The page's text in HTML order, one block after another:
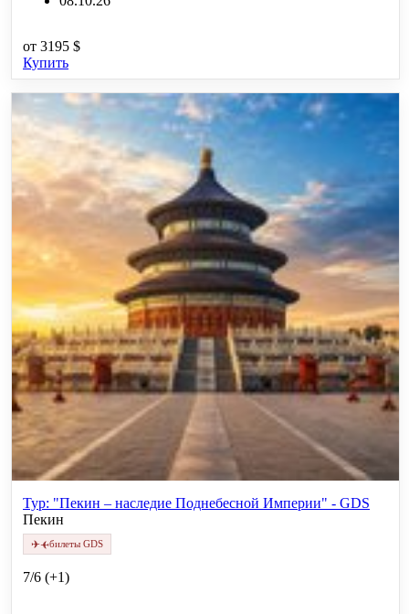
от 3195 $
Купить
Тур: "Пекин – наследие Поднебесной Империи" - GDS
Пекин
✈✈билеты GDS
7/6 (+1)